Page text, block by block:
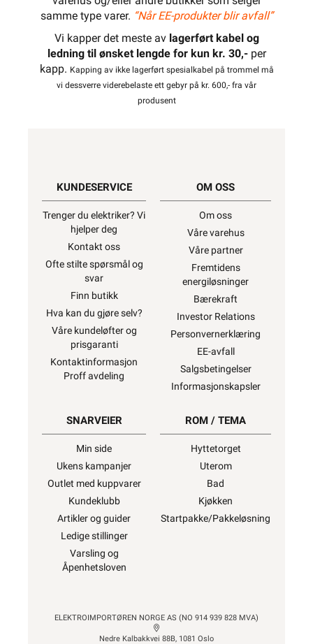
samme type varer. “Når EE-produkter blir avfall”
Vi kapper det meste av lagerført kabel og
ledning til ønsket lengde for kun kr. 30,-per
kapp. Kapping av ikke lagerført spesialkabel på trommel må
vi dessverre viderebelaste ett gebyr på kr. 600,- fra vår
produsent
KUNDESERVICE
Trenger du elektriker? Vi
hjelper deg
Kontakt oss
Ofte stilte spørsmål og
svar
Finn butikk
Hva kan du gjøre selv?
Våre kundeløfter og
prisgaranti
Kontaktinformasjon
Proff avdeling
OM OSS
Om oss
Våre varehus
Våre partner
Fremtidens
energiløsninger
Bærekraft
Investor Relations
Personvernerklæring
EE-avfall
Salgsbetingelser
Informasjonskapsler
SNARVEIER
Min side
Ukens kampanjer
Outlet med kuppvarer
Kundeklubb
Artikler og guider
Ledige stillinger
Varsling og
Åpenhetsloven
ROM / TEMA
Hyttetorget
Uterom
Bad
Kjøkken
Startpakke/Pakkeløsning
ELEKTROIMPORTØREN NORGE AS (NO 914 939 828 MVA)
Nedre Kalbakkvei 88B, 1081 Oslo